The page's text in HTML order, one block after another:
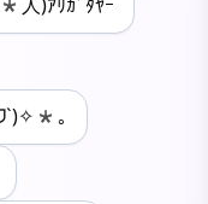
)ｱﾘｶﾞﾀﾔｰ
｡